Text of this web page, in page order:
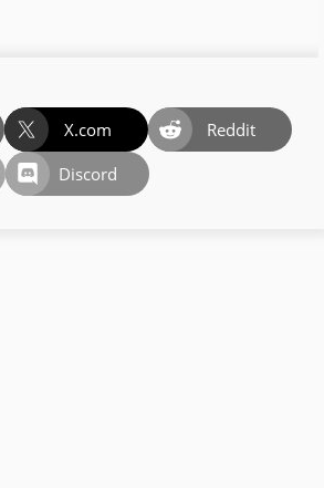
X.com
Reddit
Discord